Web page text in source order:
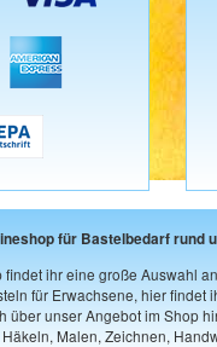
für Bastelbedarf rund
findet ihr eine große Auswahl
für Erwachsene, hier
über unser Angebot im Shop
Malen, Zeichnen,